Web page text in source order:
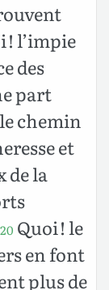
! l’impie
des
part
chemin
et
de la
20 Quoi ! le
en font
plus de